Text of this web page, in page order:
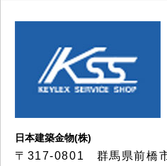
日本建築金物(株)
〒317‐0801 群馬県前橋